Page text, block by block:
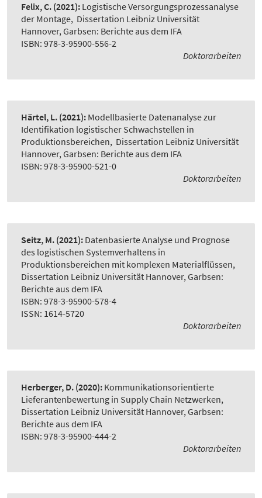
Felix, C. (2021): Logistische Versorgungsprozessanalyse
der Montage, Dissertation Leibniz Universität
Hannover, Garbsen: Berichte aus dem IFA
ISBN: 978-3-95900-556-2
Doktorarbeiten
Härtel, L. (2021): Modellbasierte Datenanalyse zur
Identifikation logistischer Schwachstellen in
Produktionsbereichen, Dissertation Leibniz Universität
Hannover, Garbsen: Berichte aus dem IFA
ISBN: 978-3-95900-521-0
Doktorarbeiten
Seitz, M. (2021): Datenbasierte Analyse und Prognose
des logistischen Systemverhaltens in
Produktionsbereichen mit komplexen Materialflüssen,
Dissertation Leibniz Universität Hannover, Garbsen:
Berichte aus dem IFA
ISBN: 978-3-95900-578-4
ISSN: 1614-5720
Doktorarbeiten
Herberger, D. (2020): Kommunikationsorientierte
Lieferantenbewertung in Supply Chain Netzwerken,
Dissertation Leibniz Universität Hannover, Garbsen:
Berichte aus dem IFA
ISBN: 978-3-95900-444-2
Doktorarbeiten